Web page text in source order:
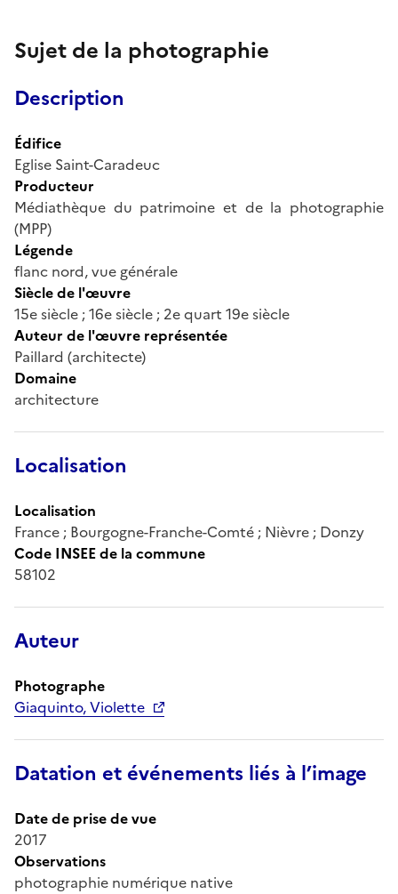
Sujet de la photographie
Description
Édifice
Eglise Saint-Caradeuc
Producteur
Médiathèque du patrimoine et de la photographie
(MPP)
Légende
flanc nord, vue générale
Siècle de l'œuvre
15e siècle ; 16e siècle ; 2e quart 19e siècle
Auteur de l'œuvre représentée
Paillard (architecte)
Domaine
architecture
Localisation
Localisation
France ; Bourgogne-Franche-Comté ; Nièvre ; Donzy
Code INSEE de la commune
58102
Auteur
Photographe
Giaquinto, Violette
Datation et événements liés à l’image
Date de prise de vue
2017
Observations
photographie numérique native